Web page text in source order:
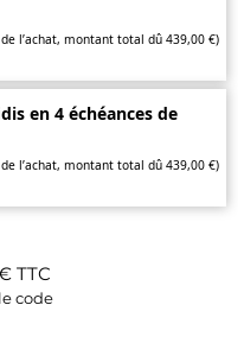
l’achat, montant total dû 439,00 €)
en 4 échéances de
l’achat, montant total dû 439,00 €)
TTC
code